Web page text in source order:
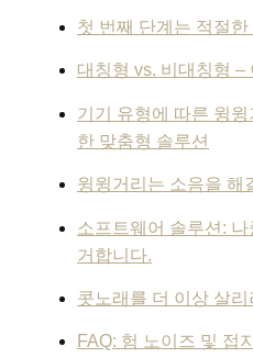
첫 번째 단계는 적절
대칭형 vs. 비대칭형 –
기기 유형에 따른 윙
한 맞춤형 솔루션
윙윙거리는 소음을 해
소프트웨어 솔루션:
거합니다.
콧노래를 더 이상 살
FAQ: 험 노이즈 및 접